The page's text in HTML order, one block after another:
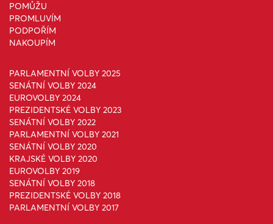
POMŮŽU
PROMLUVÍM
PODPOŘÍM
NAKOUPÍM
PARLAMENTNÍ VOLBY 2025
SENÁTNÍ VOLBY 2024
EUROVOLBY 2024
PREZIDENTSKÉ VOLBY 2023
SENÁTNÍ VOLBY 2022
PARLAMENTNÍ VOLBY 2021
SENÁTNÍ VOLBY 2020
KRAJSKÉ VOLBY 2020
EUROVOLBY 2019
SENÁTNÍ VOLBY 2018
PREZIDENTSKÉ VOLBY 2018
PARLAMENTNÍ VOLBY 2017